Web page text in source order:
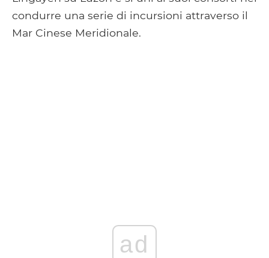
condurre una serie di incursioni attraverso il
Mar Cinese Meridionale.
ad